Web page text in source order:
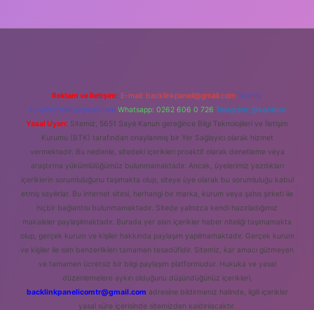
Reklam ve İletişim: E-mail: backlinkpaneli@gmail.com Teams:
forumhizmeti@gmail.com Whatsapp: 0262 606 0 726 Telegram: @karabul
Yasal Uyarı: Sitemiz, 5651 Sayılı Kanun gereğince Bilgi Teknolojileri ve İletişim
Kurumu (BTK) tarafından onaylanmış bir Yer Sağlayıcı olarak hizmet
vermektedir. Bu nedenle, sitedeki içerikleri proaktif olarak denetleme veya
araştırma yükümlülüğümüz bulunmamaktadır. Ancak, üyelerimiz yazdıkları
içeriklerin sorumluluğunu taşımakta olup, siteye üye olarak bu sorumluluğu kabul
etmiş sayılırlar. Bu internet sitesi, herhangi bir marka, kurum veya şahıs şirketi ile
hiçbir bağlantısı bulunmamaktadır. Sitede yalnızca kendi hazırladığımız
makaleler paylaşılmaktadır. Burada yer alan içerikler haber niteliği taşımamakta
olup, gerçek kurum ve kişiler hakkında paylaşım yapılmamaktadır. Gerçek kurum
ve kişiler ile isim benzerlikleri tamamen tesadüfidir. Sitemiz, kar amacı gütmeyen
ve tamamen ücretsiz bir bilgi paylaşım platformudur. Hukuka ve yasal
düzenlemelere aykırı olduğunu düşündüğünüz içerikleri,
backlinkpanelicomtr@gmail.com adresine bildirmeniz halinde, ilgili içerikler
yasal süre içerisinde sitemizden kaldırılacaktır.